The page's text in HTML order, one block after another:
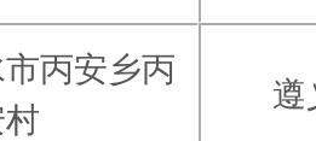
丙安乡丙
遵